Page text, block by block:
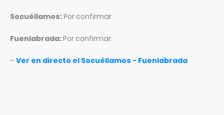
Socuéllamos:Por confirmar.
Fuenlabrada:Por confirmar.
– Ver en directo el Socuéllamos - Fuenlabrada